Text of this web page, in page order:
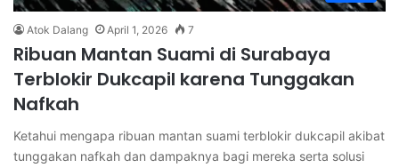
Atok Dalang April 1, 2026 7
Ribuan Mantan Suami di Surabaya
Terblokir Dukcapil karena Tunggakan
Nafkah
Ketahui mengapa ribuan mantan suami terblokir dukcapil akibat
tunggakan nafkah dan dampaknya bagi mereka serta solusi